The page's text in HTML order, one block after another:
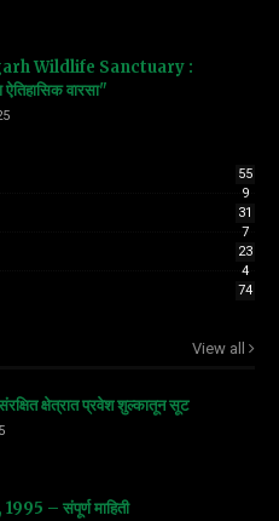
Wildlife Sanctuary :
वारसा"
55
9
31
7
23
4
74
View all
क्षेत्रात प्रवेश शुल्कातून सूट
– संपूर्ण माहिती